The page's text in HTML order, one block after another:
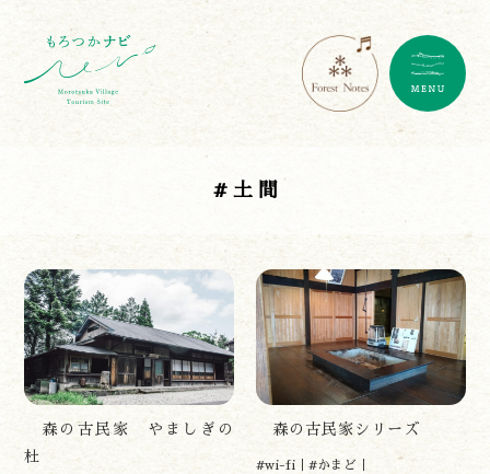
#土間
森の古民家 やましぎの
杜
森の古民家シリーズ
#wi-fi
#かまど